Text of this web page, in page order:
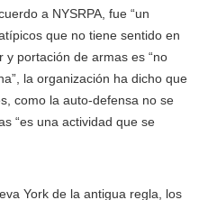
a NYSRPA, fue “un
que no tiene sentido en
y portación de armas es “no
la organización ha dicho que
como la auto-defensa no se
“es una actividad que se
York de la antigua regla, los